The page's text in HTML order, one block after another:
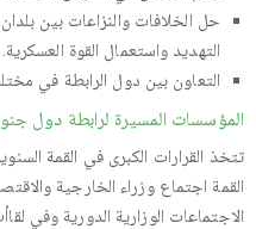
حل الخلافات والنزاعات بين
التھديد واستعمال القوة العسكرية.
التعاون بين دول الرابطة في
المؤسسات المسيرة لرابطة دول
تتخذ القرارات الكبرى في القمة
القمة اجتماع وزراء الخارجية
الاجتماعات الوزارية الدورية وفي